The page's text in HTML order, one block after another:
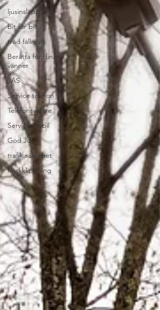
ljusinsläpp
bit för bit
träd fällning
Berätta för dina
vänner
JAS
Service telefon
Telefonsvarare
Service mobil
God Jul
trafik säkerhet
häckklippning